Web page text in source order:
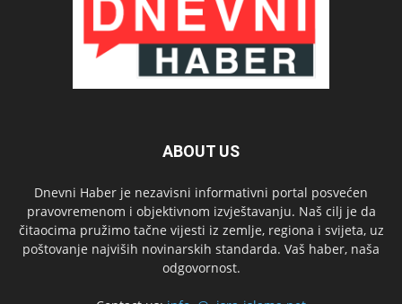
ABOUT US
Dnevni Haber je nezavisni informativni portal posvećen
pravovremenom i objektivnom izvještavanju. Naš cilj je da
čitaocima pružimo tačne vijesti iz zemlje, regiona i svijeta, uz
poštovanje najviših novinarskih standarda. Vaš haber, naša
odgovornost.